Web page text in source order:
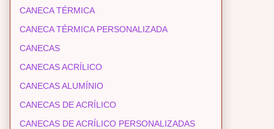
CANECA TÉRMICA
CANECA TÉRMICA PERSONALIZADA
CANECAS
CANECAS ACRÍLICO
CANECAS ALUMÍNIO
CANECAS DE ACRÍLICO
CANECAS DE ACRÍLICO PERSONALIZADAS